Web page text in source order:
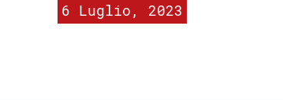
6 Luglio, 2023